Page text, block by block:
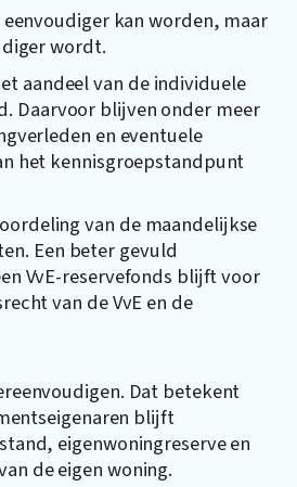
kan worden, maar
wordt.
aandeel van de individuele
Daarvoor blijven onder meer
en eventuele
het kennisgroepstandpunt
van de maandelijkse
Een beter gevuld
VvE-reservefonds blijft voor
van de VvE en de
Dat betekent
blijft
eigenwoningreserve en
de eigen woning.